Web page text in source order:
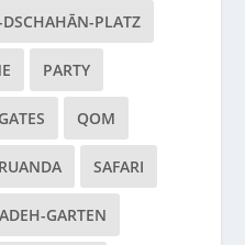
PLATZ
PARTY
QOM
RUANDA SAFARI
GARTEN